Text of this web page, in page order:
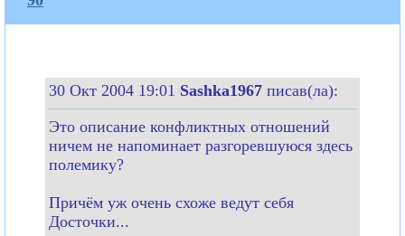
30 Окт 2004 19:01 Sashka1967 писав(ла):
Это описание конфликтных отношений
ничем не напоминает разгоревшуюся здесь
полемику?
Причём уж очень схоже ведут себя
Досточки...